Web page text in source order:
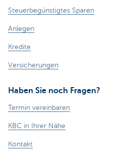
Steuerbegünstigtes Sparen
Anlegen
Kredite
Versicherungen
Haben Sie noch Fragen?
Termin vereinbaren
KBC in Ihrer Nähe
Kontakt